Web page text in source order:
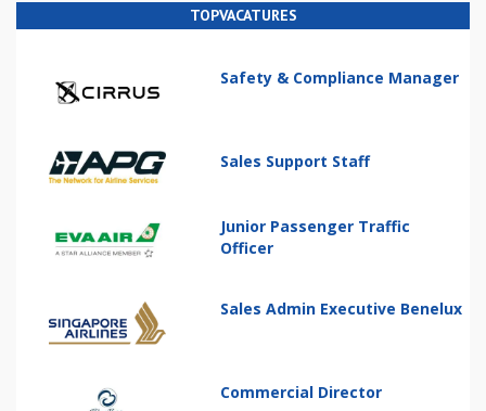
TOPVACATURES
Safety & Compliance Manager
Sales Support Staff
Junior Passenger Traffic
Officer
Sales Admin Executive Benelux
Commercial Director